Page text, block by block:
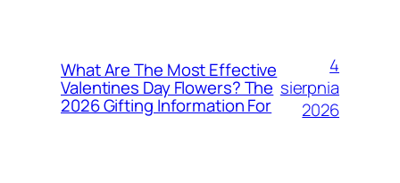
What Are The Most Effective
Valentines Day Flowers? The
2026 Gifting Information For
4
sierpnia
2026